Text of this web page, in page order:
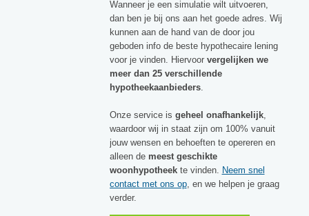
Wanneer je een simulatie wilt uitvoeren,
dan ben je bij ons aan het goede adres. Wij
kunnen aan de hand van de door jou
geboden info de beste hypothecaire lening
voor je vinden. Hiervoor vergelijken we
meer dan 25 verschillende
hypotheekaanbieders.
Onze service is geheel onafhankelijk,
waardoor wij in staat zijn om 100% vanuit
jouw wensen en behoeften te opereren en
alleen demeest geschikte
woonhypotheekte vinden. Neem snel
contact met ons op, en we helpen je graag
verder.